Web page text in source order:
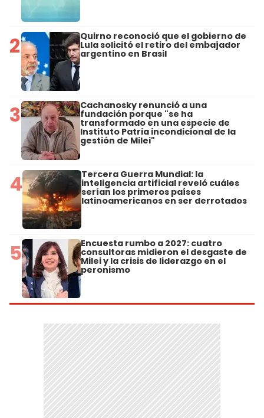
2 Quirno reconoció que el gobierno de
Lula solicitó el retiro del embajador
argentino en Brasil
3 Cachanosky renunció a una
fundación porque "se ha
transformado en una especie de
Instituto Patria incondicional de la
gestión de Milei"
4 Tercera Guerra Mundial: la
inteligencia artificial reveló cuáles
serían los primeros países
latinoamericanos en ser derrotados
5 Encuesta rumbo a 2027: cuatro
consultoras midieron el desgaste de
Milei y la crisis de liderazgo en el
peronismo